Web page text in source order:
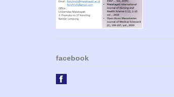
facebook